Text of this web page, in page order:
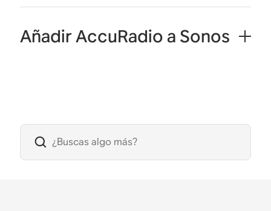
Añadir AccuRadio a Sonos